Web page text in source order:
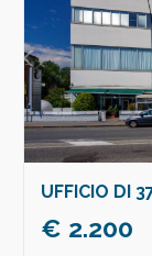
UFFICIO DI
€ 2.200